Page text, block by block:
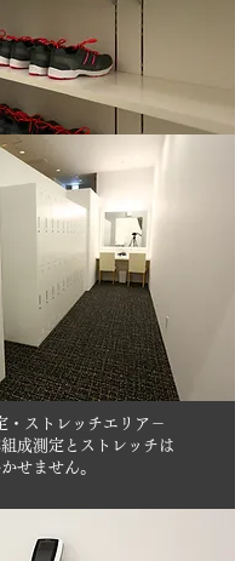
・ストレッチエリア－
成測定とストレッチは
せません。